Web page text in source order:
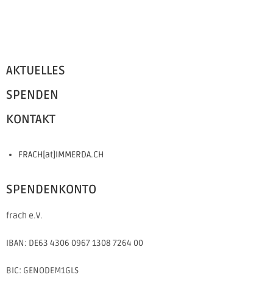
AKTUELLES
SPENDEN
KONTAKT
FRACH[at]IMMERDA.CH
SPENDENKONTO
frach e.V.
IBAN: DE63 4306 0967 1308 7264 00
BIC: GENODEM1GLS